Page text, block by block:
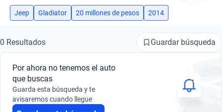
Buscá por versión
Buscá por marca
Buscá por modelo
Buscá por versión
Jeep Gladiator 20 millones de pesos 2014
0 Resultados Guardar búsqueda
Por ahora no tenemos el auto
que buscas
Guarda esta búsqueda y te
avisaremos cuando llegue